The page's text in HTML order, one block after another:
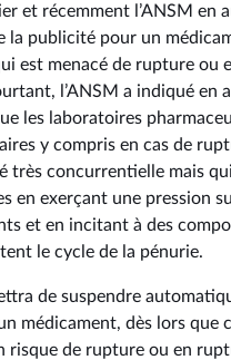
et récemment l’ANSM en
la publicité pour un
est menacé de rupture ou
l’ANSM a indiqué en
les laboratoires
y compris en cas de
très concurrentielle mais
en exerçant une pression
et en incitant à des
le cycle de la pénurie.
de suspendre
médicament, dès lors que
risque de rupture ou en